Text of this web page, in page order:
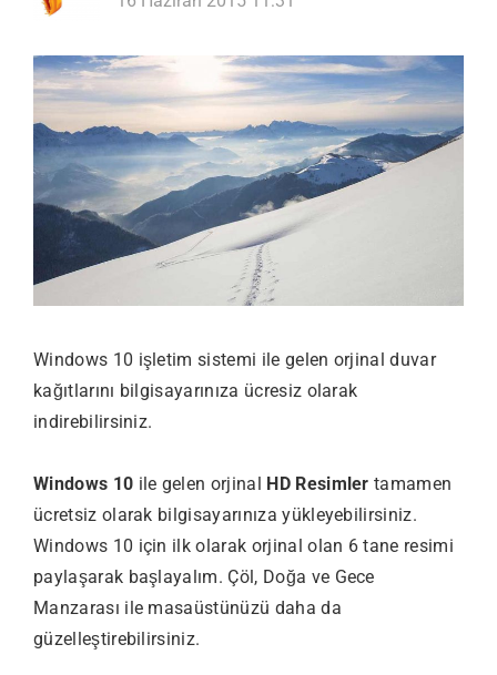
Windows 10 işletim sistemi ile gelen orjinal duvar
kağıtlarını bilgisayarınıza ücresiz olarak
indirebilirsiniz.
Windows 10 ile gelen orjinal HD Resimler tamamen
ücretsiz olarak bilgisayarınıza yükleyebilirsiniz.
Windows 10 için ilk olarak orjinal olan 6 tane resimi
paylaşarak başlayalım. Çöl, Doğa ve Gece
Manzarası ile masaüstünüzü daha da
güzelleştirebilirsiniz.